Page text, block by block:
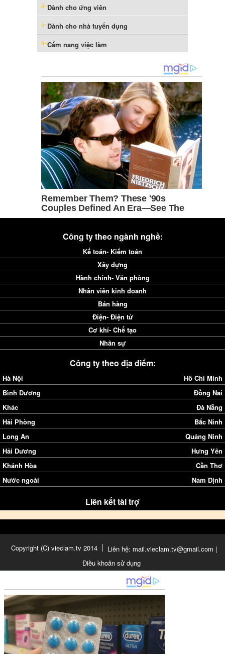
Dành cho ứng viên
Dành cho nhà tuyển dụng
Cẩm nang việc làm
Công ty theo ngành nghề:
Kế toán- Kiểm toán
Xây dựng
Hành chính- Văn phòng
Nhân viên kinh doanh
Bán hàng
Điện- Điện tử
Cơ khí- Chế tạo
Nhân sự
Công ty theo địa điểm:
Hà Nội
Hồ Chí Minh
Bình Dương
Đồng Nai
Khác
Đà Nẵng
Hải Phòng
Bắc Ninh
Long An
Quảng Ninh
Hải Dương
Hưng Yên
Khánh Hòa
Cần Thơ
Nước ngoài
Nam Định
Liên kết tài trợ
Copyright (C) vieclam.tv 2014
Liên hệ: mail.vieclam.tv@gmail.com |
Điều khoản sử dụng